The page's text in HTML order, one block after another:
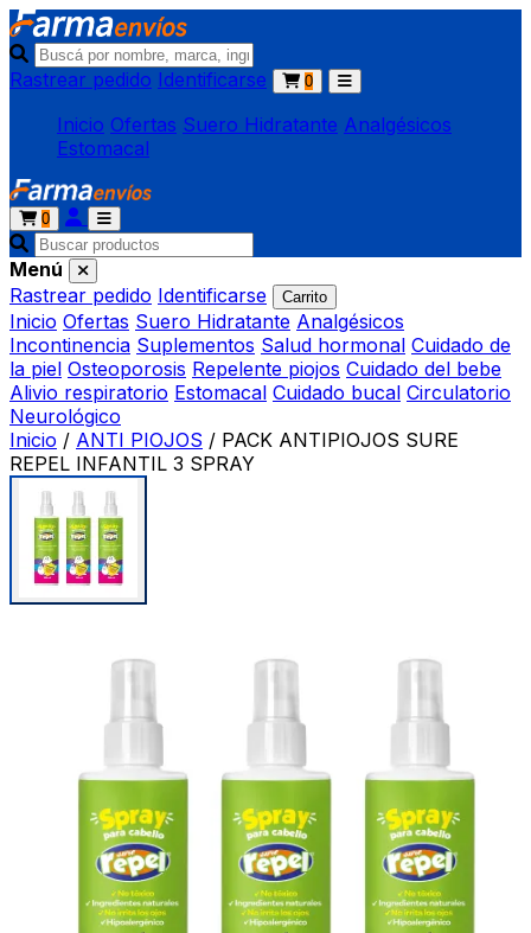
Rastrear pedido Identificarse 0
Inicio Ofertas Suero Hidratante Analgésicos
Estomacal
0
Menú
Rastrear pedido Identificarse Carrito
Inicio Ofertas Suero Hidratante Analgésicos
Incontinencia Suplementos Salud hormonal Cuidado de
la piel Osteoporosis Repelente piojos Cuidado del bebe
Alivio respiratorio Estomacal Cuidado bucal Circulatorio
Neurológico
Inicio / ANTI PIOJOS / PACK ANTIPIOJOS SURE
REPEL INFANTIL 3 SPRAY